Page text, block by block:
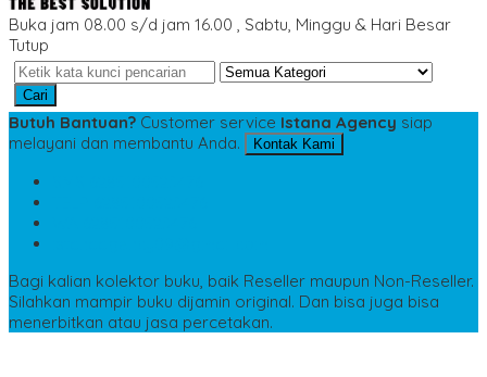
Buka jam 08.00 s/d jam 16.00 , Sabtu, Minggu & Hari Besar
Tutup
Cari
Butuh Bantuan? Customer service Istana Agency siap
melayani dan membantu Anda.
Kontak Kami
Bagi kalian kolektor buku, baik Reseller maupun Non-Reseller.
Silahkan mampir buku dijamin original. Dan bisa juga bisa
menerbitkan atau jasa percetakan.